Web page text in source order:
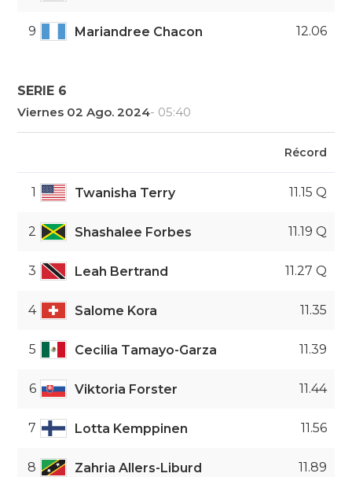
9 Mariandree Chacon 12.06
SERIE 6
Viernes 02 Ago. 2024- 05:40
Récord
1 Twanisha Terry 11.15 Q
2 Shashalee Forbes 11.19 Q
3 Leah Bertrand 11.27 Q
4 Salome Kora 11.35
5 Cecilia Tamayo-Garza 11.39
6 Viktoria Forster 11.44
7 Lotta Kemppinen 11.56
8 Zahria Allers-Liburd 11.89